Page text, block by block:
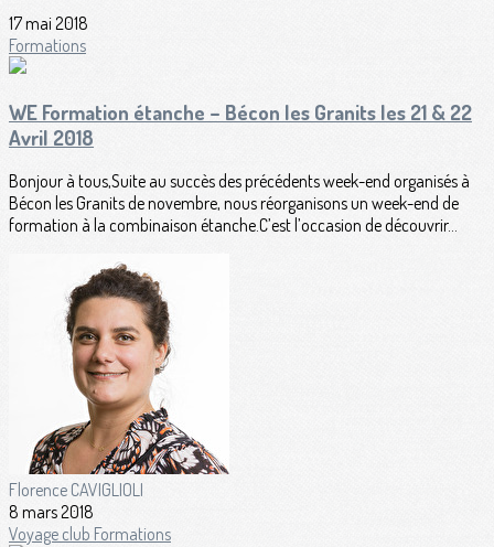
17 mai 2018
Formations
WE Formation étanche – Bécon les Granits les 21 & 22
Avril 2018
Bonjour à tous,Suite au succès des précédents week-end organisés à
Bécon les Granits de novembre, nous réorganisons un week-end de
formation à la combinaison étanche.C’est l’occasion de découvrir...
Florence CAVIGLIOLI
8 mars 2018
Voyage club Formations